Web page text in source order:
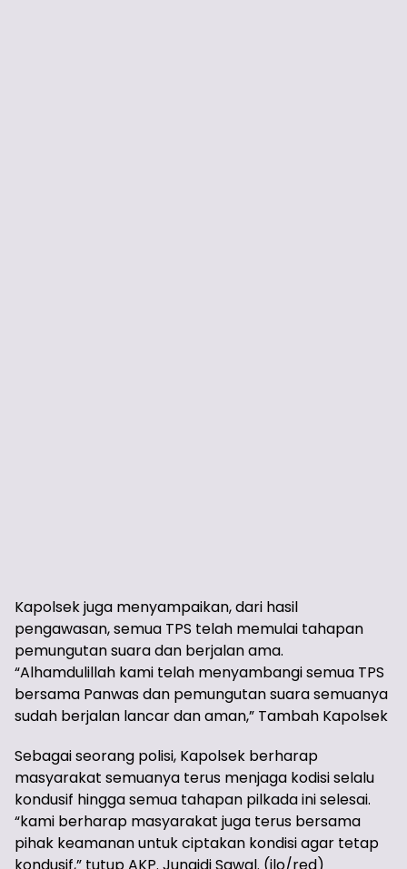
Kapolsek juga menyampaikan, dari hasil
pengawasan, semua TPS telah memulai tahapan
pemungutan suara dan berjalan ama.
“Alhamdulillah kami telah menyambangi semua TPS
bersama Panwas dan pemungutan suara semuanya
sudah berjalan lancar dan aman,” Tambah Kapolsek
Sebagai seorang polisi, Kapolsek berharap
masyarakat semuanya terus menjaga kodisi selalu
kondusif hingga semua tahapan pilkada ini selesai.
“kami berharap masyarakat juga terus bersama
pihak keamanan untuk ciptakan kondisi agar tetap
kondusif,” tutup AKP. Junaidi Sawal. (ilo/red)